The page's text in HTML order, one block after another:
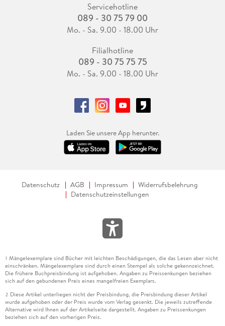
Servicehotline
089 - 30 75 79 00
Mo. - Sa. 9.00 - 18.00 Uhr
Filialhotline
089 - 30 75 75 75
Mo. - Sa. 9.00 - 18.00 Uhr
Laden Sie unsere App herunter.
Datenschutz AGB Impressum
Widerrufsbelehrung
Datenschutzeinstellungen
1 Mängelexemplare sind Bücher mit leichten Beschädigungen, die das Lesen aber nicht
einschränken. Mängelexemplare sind durch einen Stempel als solche gekennzeichnet.
Die frühere Buchpreisbindung ist aufgehoben. Angaben zu Preissenkungen beziehen
sich auf den gebundenen Preis eines mangelfreien Exemplars.
2 Diese Artikel unterliegen nicht der Preisbindung, die Preisbindung dieser Artikel
wurde aufgehoben oder der Preis wurde vom Verlag gesenkt. Die jeweils zutreffende
Alternative wird Ihnen auf der Artikelseite dargestellt. Angaben zu Preissenkungen
beziehen sich auf den vorherigen Preis.